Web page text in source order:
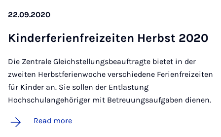
22.09.2020
Kinder­fer­i­en­freizeiten Herbst 2020
Die Zentrale Gleichstellungsbeauftragte bietet in der
zweiten Herbstferienwoche verschiedene Ferienfreizeiten
für Kinder an. Sie sollen der Entlastung
Hochschulangehöriger mit Betreuungsaufgaben dienen.
Read more